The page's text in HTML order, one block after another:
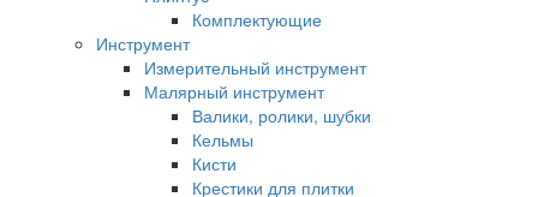
Комплектующие
Инструмент
Измерительный инструмент
Малярный инструмент
Валики, ролики, шубки
Кельмы
Кисти
Крестики для плитки